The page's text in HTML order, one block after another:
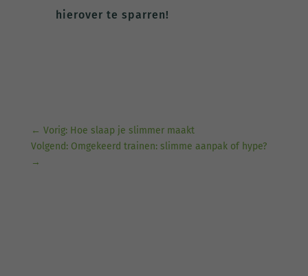
hierover te sparren!
← Vorig: Hoe slaap je slimmer maakt
Volgend: Omgekeerd trainen: slimme aanpak of hype?
→